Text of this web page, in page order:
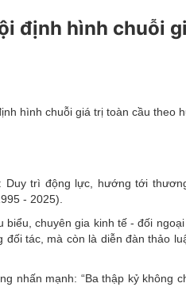
Xã hội
định hình chuỗi
hình chuỗi giá trị toàn cầu theo
: Duy trì động lực, hướng tới
- 2025).
chuyên gia kinh tế - đối
tác, mà còn là diễn đàn thảo
nhấn mạnh: “Ba thập kỷ không